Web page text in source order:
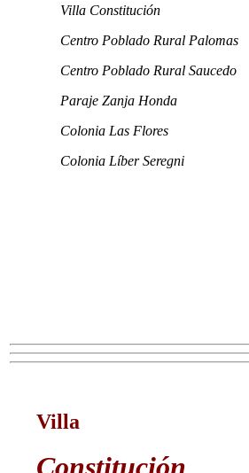
Villa Constitución
Centro Poblado Rural Palomas
Centro Poblado Rural Saucedo
Paraje Zanja Honda
Colonia Las Flores
Colonia Líber Seregni
Villa